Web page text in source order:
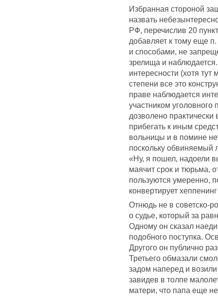
Избранная стороной
назвать
РФ, перечислив 20
добавляет к тому еще
и способами, не
зрелища и
интересности (хотя
степени все это
праве наблюдается
участником
дозволено практически
прибегать к иным
вольницы и в помине
поскольку обвиняемый
«Ну, я пошел, надоели
маячит срок и тюрьма,
пользуются умеренно,
конвертирует
Отнюдь не в советско-
о судье, который за
Одному он сказал
подобного поступка.
Другого он публично
Третьего обмазали
задом наперед и
завидев в толпе
матери, что папа еще